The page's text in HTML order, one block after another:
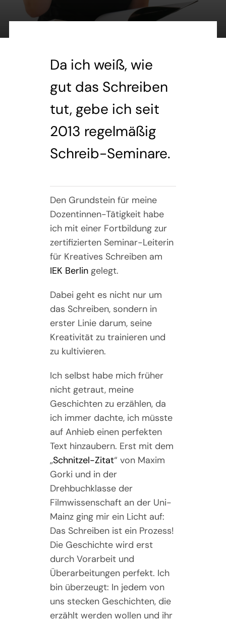
Über mich
Datenschutz
Da ich weiß, wie
gut das Schreiben
tut, gebe ich seit
2013 regelmäßig
Schreib-Seminare.
Den Grundstein für meine
Dozentinnen-Tätigkeit habe
ich mit einer Fortbildung zur
zertifizierten Seminar-Leiterin
für Kreatives Schreiben am
IEK Berlingelegt.
Dabei geht es nicht nur um
das Schreiben, sondern in
erster Linie darum, seine
Kreativität zu trainieren und
zu kultivieren.
Ich selbst habe mich früher
nicht getraut, meine
Geschichten zu erzählen, da
ich immer dachte, ich müsste
auf Anhieb einen perfekten
Text hinzaubern. Erst mit dem
„Schnitzel-Zitat“ von Maxim
Gorki und in der
Drehbuchklasse der
Filmwissenschaft an der Uni-
Mainz ging mir ein Licht auf:
Das Schreiben ist ein Prozess!
Die Geschichte wird erst
durch Vorarbeit und
Überarbeitungen perfekt. Ich
bin überzeugt: In jedem von
uns stecken Geschichten, die
erzählt werden wollen und ihr